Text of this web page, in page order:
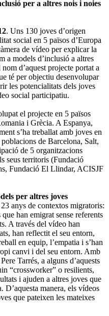
per a altres nois i noies
. Uns 130 joves d’origen
social en 5 països d’Europa
de vídeo per explicar la
a models d’inclusió a altres
d’aquest projecte portat a
té per objectiu desenvolupar
les potencialitats dels joves
social participatiu.
el projecte en 5 països
i Grècia. A Espanya,
s’ha treballat amb joves en
de Barcelona, Salt,
de 5 organitzacions
seus territoris (Fundació
Fundació El Llindar, ACISJF
per altres joves
anys de contextos migratoris:
han emigrat sense referents
A través del vídeo han
han reflectit el seu entorn,
en equip, l’empatia i s’han
canvi i del seu entorn. Amb
Tarrés, a alguns d’aquests
“crossworker” o resilients,
i ajuden a altres joves que
D’aquesta manera, els vídeos
que pateixen les mateixes